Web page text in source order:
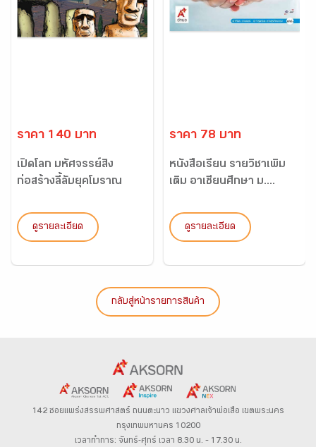
ราคา 140 บาท
เปิดโลก มหัศจรรย์สิ่ง
ก่อสร้างลี้ลับยุคโบราณ
ดูรายละเอียด
ราคา 78 บาท
หนังสือเรียน รายวิชาเพิ่ม
เติม อาเซียนศึกษา ม....
ดูรายละเอียด
กลับสู่หน้ารายการสินค้า
142 ซอยแพร่งสรรพศาสตร์ ถนนตะนาว แขวงศาลเจ้าพ่อเสือ เขตพระนคร
กรุงเทพมหานคร 10200
เวลาทำการ: จันทร์-ศุกร์ เวลา 8.30 น. – 17.30 น.